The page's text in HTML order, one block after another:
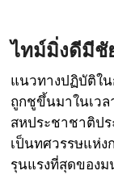
ไทม์มิ่งดีมีชั
แนวทางปฏิบัติใ
ถูกชูขึ้นมาในเวล
สหประชาชาติปร
เป็นทศวรรษแห่ง
รุนแรงที่สุดของม